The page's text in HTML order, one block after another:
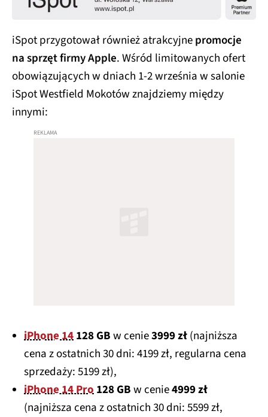
iSpot przygotował również atrakcyjnepromocje
na sprzęt firmy Apple. Wśród limitowanych ofert
obowiązujących w dniach 1-2 września w salonie
iSpot Westfield Mokotów znajdziemy między
innymi:
iPhone 14128 GBw cenie3999 zł(najniższa
cena z ostatnich 30 dni: 4199 zł, regularna cena
sprzedaży: 5199 zł),
iPhone 14 Pro128 GBw cenie4999 zł
(najniższa cena z ostatnich 30 dni: 5599 zł,